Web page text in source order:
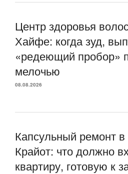
Центр здоровья
Хайфе: когда зуд,
«редеющий пробор»
мелочью
08.08.2026
Капсульный ремонт
Крайот: что должно
квартиру, готовую к